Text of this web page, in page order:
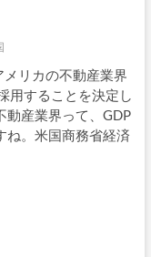
リカの不動産業界
用することを決定し
動産業界って、GDP
ね。米国商務省経済